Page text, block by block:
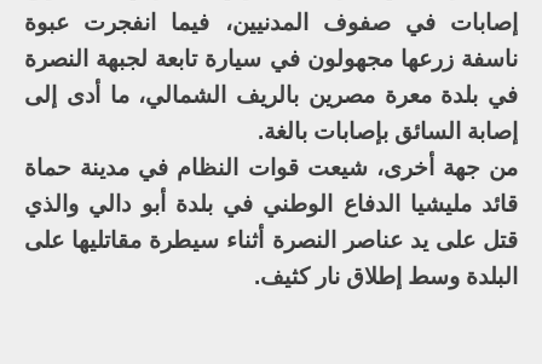
إصابات في صفوف المدنيين، فيما انفجرت عبوة
ناسفة زرعها مجهولون في سيارة تابعة لجبهة النصرة
في بلدة معرة مصرين بالريف الشمالي، ما أدى إلى
إصابة السائق بإصابات بالغة.
من جهة أخرى، شيعت قوات النظام في مدينة حماة
قائد مليشيا الدفاع الوطني في بلدة أبو دالي والذي
قتل على يد عناصر النصرة أثناء سيطرة مقاتليها على
البلدة وسط إطلاق نار كثيف.